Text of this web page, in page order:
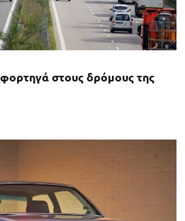
στους δρόμους της